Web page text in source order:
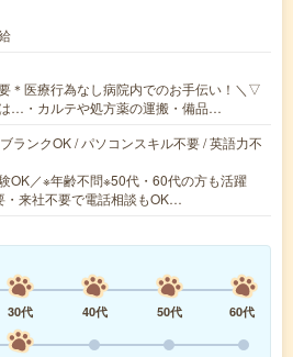
＊医療行為なし病院内でのお手伝い！＼▽
…・カルテや処方薬の運搬・備品…
ランクOK / パソコンスキル不要 / 英語力不
OK／※年齢不問※50代・60代の方も活躍
・来社不要で電話相談もOK…
30代 40代 50代
60代